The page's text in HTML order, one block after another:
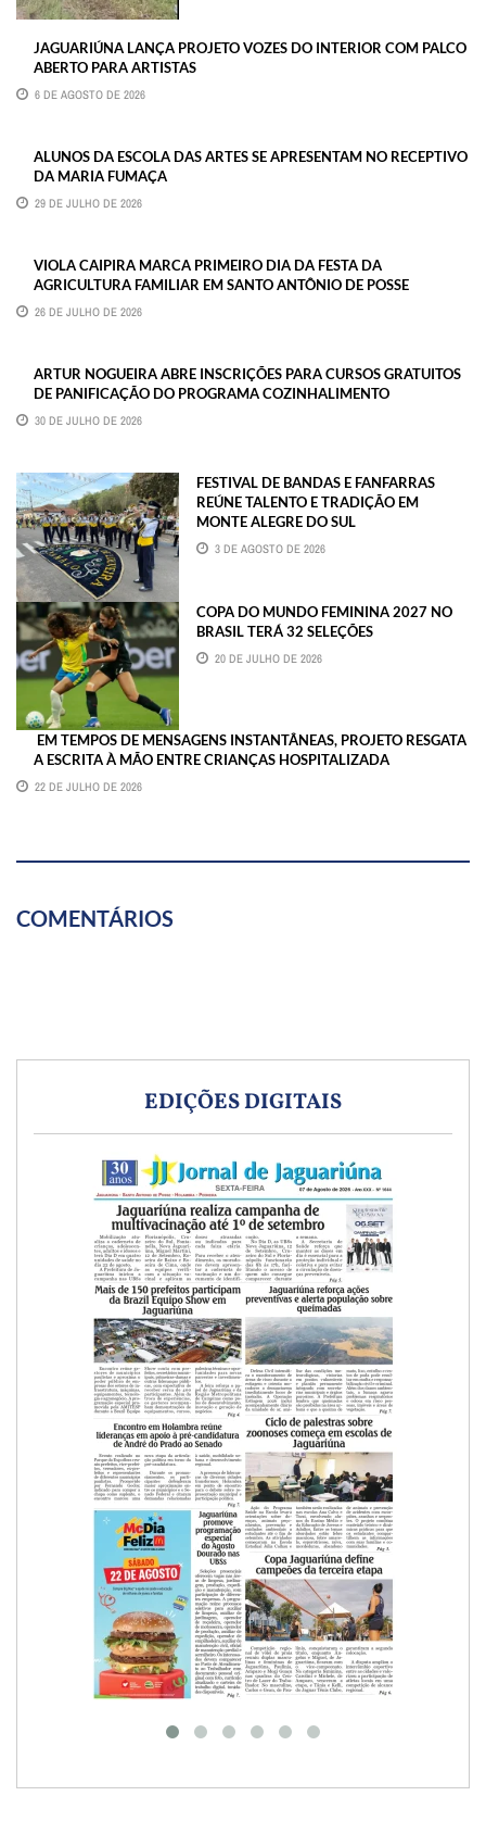
JAGUARIÚNA LANÇA PROJETO VOZES DO INTERIOR COM PALCO
ABERTO PARA ARTISTAS
6 DE AGOSTO DE 2026
ALUNOS DA ESCOLA DAS ARTES SE APRESENTAM NO RECEPTIVO
DA MARIA FUMAÇA
29 DE JULHO DE 2026
VIOLA CAIPIRA MARCA PRIMEIRO DIA DA FESTA DA
AGRICULTURA FAMILIAR EM SANTO ANTÔNIO DE POSSE
26 DE JULHO DE 2026
ARTUR NOGUEIRA ABRE INSCRIÇÕES PARA CURSOS GRATUITOS
DE PANIFICAÇÃO DO PROGRAMA COZINHALIMENTO
30 DE JULHO DE 2026
FESTIVAL DE BANDAS E FANFARRAS
REÚNE TALENTO E TRADIÇÃO EM
MONTE ALEGRE DO SUL
3 DE AGOSTO DE 2026
COPA DO MUNDO FEMININA 2027 NO
BRASIL TERÁ 32 SELEÇÕES
20 DE JULHO DE 2026
EM TEMPOS DE MENSAGENS INSTANTÂNEAS, PROJETO RESGATA
A ESCRITA À MÃO ENTRE CRIANÇAS HOSPITALIZADA
22 DE JULHO DE 2026
COMENTÁRIOS
EDIÇÕES DIGITAIS